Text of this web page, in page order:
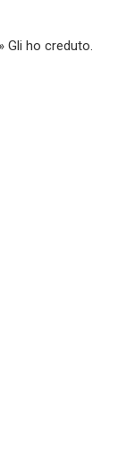
Gli ho creduto.